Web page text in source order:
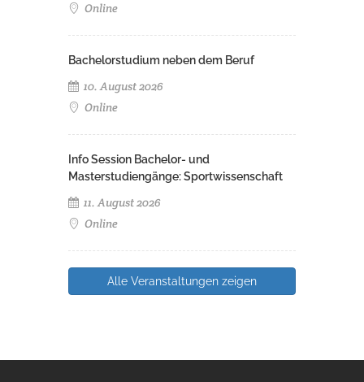
Online
Bachelorstudium neben dem Beruf
10. August 2026
Online
Info Session Bachelor- und
Masterstudiengänge: Sportwissenschaft
11. August 2026
Online
Alle Veranstaltungen zeigen